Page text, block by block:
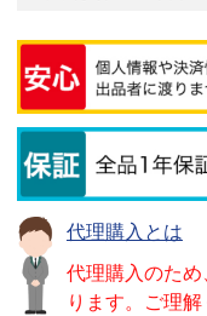
代理購入とは
代理購入のた
ります。ご理解